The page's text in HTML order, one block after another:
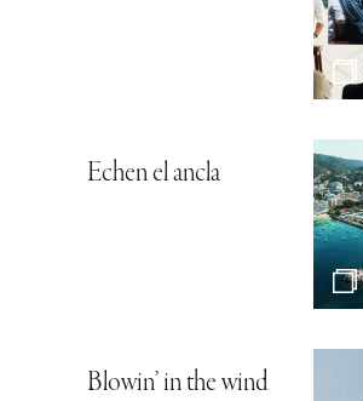
Echen el ancla
Blowin’ in the wind